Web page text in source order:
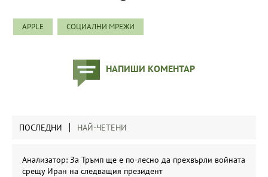
APPLE СОЦИАЛНИ МРЕЖИ
НАПИШИ КОМЕНТАР
ПОСЛЕДНИ НАЙ-ЧЕТЕНИ
Анализатор: За Тръмп ще е по-лесно да прехвърли войната
срещу Иран на следващия президент